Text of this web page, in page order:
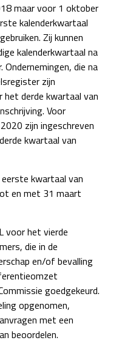
maar voor 1 oktober
kalenderkwartaal
Zij kunnen
kalenderkwartaal na
die na
zijn
het derde kwartaal van
Voor
zijn ingeschreven
kwartaal van
kwartaal van
en met 31 maart
voor het vierde
die in de
en/of bevalling
goedgekeurd.
opgenomen,
met een
beoordelen.